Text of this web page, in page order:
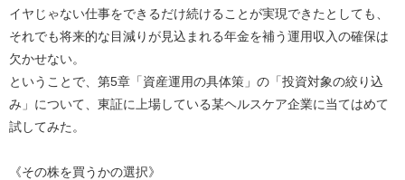
イヤじゃない仕事をできるだけ続けることが実現できたとしても、
それでも将来的な目減りが見込まれる年金を補う運用収入の確保は
欠かせない。
ということで、第5章「資産運用の具体策」の「投資対象の絞り込
み」について、東証に上場している某ヘルスケア企業に当てはめて
試してみた。
《その株を買うかの選択》